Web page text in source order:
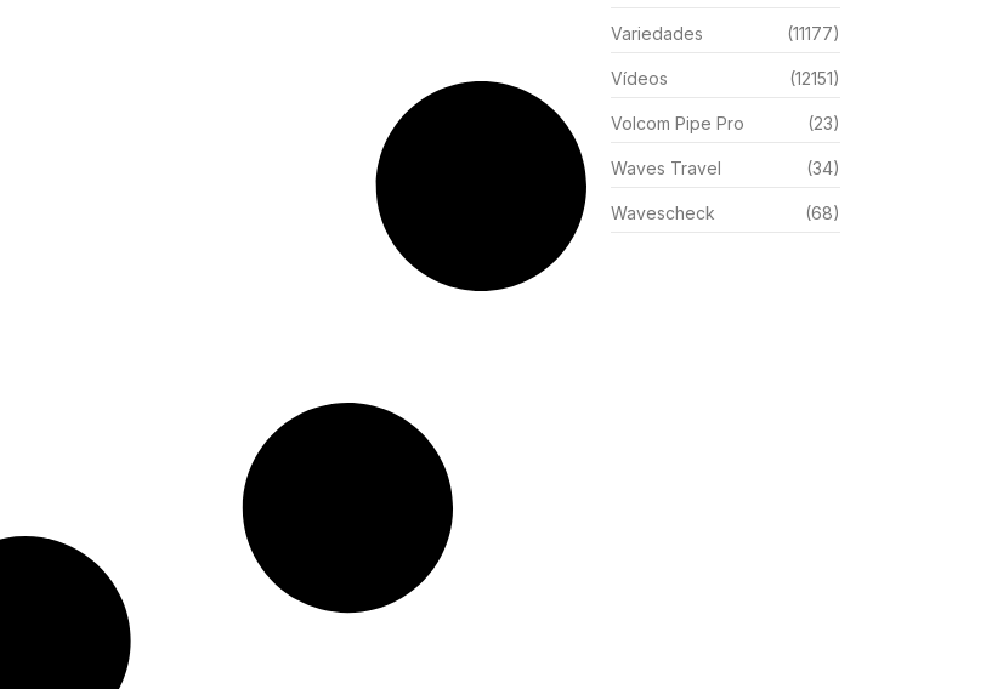
Variedades (11177)
Vídeos (12151)
Volcom Pipe Pro (23)
Waves Travel (34)
Wavescheck (68)